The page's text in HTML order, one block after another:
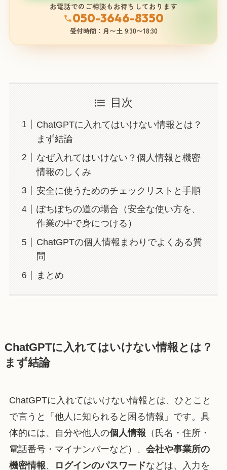
お電話でのご相談もお待ちしております
050-3646-8350
受付時間：月〜土 9:30〜18:30
目次
ChatGPTに入れてはいけない情報とは？
まず結論
なぜ入れてはいけない？個人情報と機密
情報のしくみ
安全に使うためのチェックリストと手順
ぽちぽちの道の場合（安全な使い方を、
作業の中で身につける）
ChatGPTの個人情報まわりでよくある質
問
まとめ
ChatGPTに入れてはいけない情報とは？
まず結論
ChatGPTに入れてはいけない情報とは、ひとこと
で言うと「他人に知られると困る情報」です。具
体的には、自分や他人の個人情報 （氏名・住所・
電話番号・マイナンバーなど）、 会社や事業所の
機密情報、 ログインのパスワードなどは、入力を